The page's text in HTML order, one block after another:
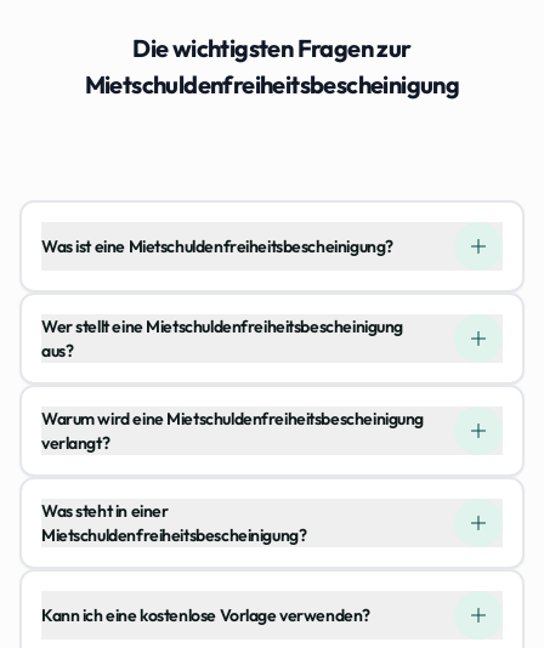
Die wichtigsten Fragen zur
Mietschuldenfreiheitsbescheinigung
Was ist eine Mietschuldenfreiheitsbescheinigung?
Wer stellt eine Mietschuldenfreiheitsbescheinigung
aus?
Warum wird eine Mietschuldenfreiheitsbescheinigung
verlangt?
Was steht in einer
Mietschuldenfreiheitsbescheinigung?
Kann ich eine kostenlose Vorlage verwenden?